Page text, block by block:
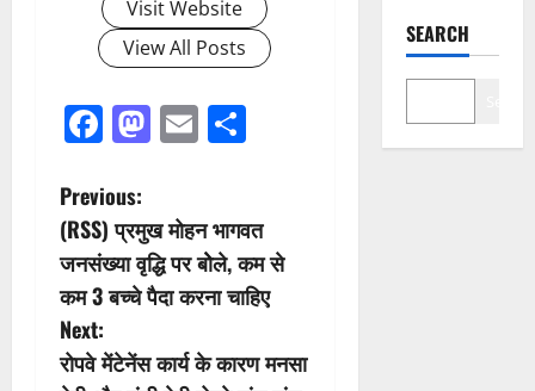
Visit Website
View All Posts
Facebook
Mastodon
Email
P
o
s
t
Previous:
(RSS) प्रमुख मोहन भागवत
जनसंख्या वृद्धि पर बोेले, कम से
कम 3 बच्चे पैदा करना चाहिए
Next:
रोपवे मेंटेनेंस कार्य के कारण मनसा
SEARCH